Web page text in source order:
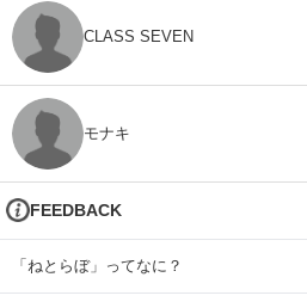
CLASS SEVEN
モナキ
FEEDBACK
「ねとらぼ」ってなに？